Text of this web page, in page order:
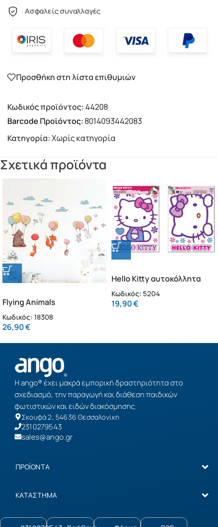
Ασφαλείς συναλλαγές
Προσθήκη στη λίστα επιθυμιών
Barcode Προϊόντος:8014093442083
Κωδικός προϊόντος: 44208
Κατηγορία:Χωρίς κατηγορία
Σχετικά προϊόντα
Flying Animals
αυτοκόλλητα τοίχου XL
(18308)
Κωδικός: 18308
26,90€
Hello Kitty αυτοκόλλητα
τοίχου XL (5204)
Κωδικός: 5204
19,90€
Η ango® έχει μακρά εμπορική δραστηριότητα στο
σχεδιασμό, την παραγωγή και διάθεση παιδικών
φωτιστικών και ειδών διακόσμησης.
Σκουφά 2, 54636 Θεσσαλονίκη
2310279543
sales@ango.gr
ΠΡΟΪΟΝΤΑ
ΚΑΤΑΣΤΗΜΑ